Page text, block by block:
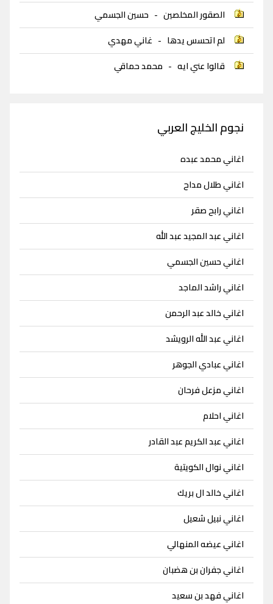
الصقور المخلصين - حسين الجسمي
لم اتحسس يدها - غاني مهدي
قالوا عني ايه - محمد حماقي
نجوم الخليج العربي
اغاني محمد عبده
اغاني طلال مداح
اغاني رابح صقر
اغاني عبد المجيد عبد الله
اغاني حسين الجسمي
اغاني راشد الماجد
اغاني خالد عبد الرحمن
اغاني عبد الله الرويشد
اغاني عبادي الجوهر
اغاني مزعل فرحان
اغاني احلام
اغاني عبد الكريم عبد القادر
اغاني نوال الكويتية
اغاني خالد ال بريك
اغاني نبيل شعيل
اغاني عيضه المنهالي
اغاني جفران بن هضبان
اغاني فهد بن سعيد